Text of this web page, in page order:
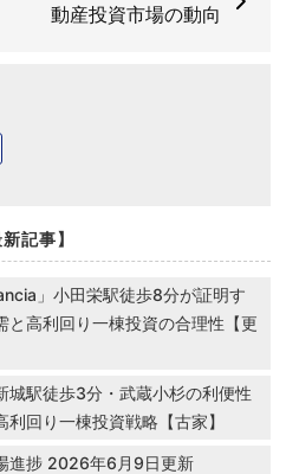
動産投資市場の動向
新記事】
」小田栄駅徒歩8分が証明す
と高利回り一棟投資の合理性【更
城駅徒歩3分・武蔵小杉の利便性
回り一棟投資戦略【古家】
進捗 2026年6月9日更新